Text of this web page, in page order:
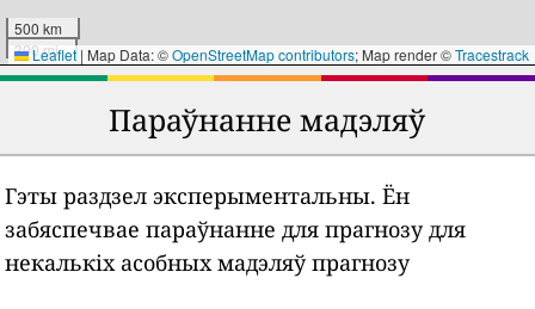
500 km
300 mi
Leaflet | Map Data: ©OpenStreetMap contributors; Map render ©Tracestrack
Параўнанне мадэляў
Гэты раздзел эксперыментальны. Ён
забяспечвае параўнанне для прагнозу для
некалькіх асобных мадэляў прагнозу